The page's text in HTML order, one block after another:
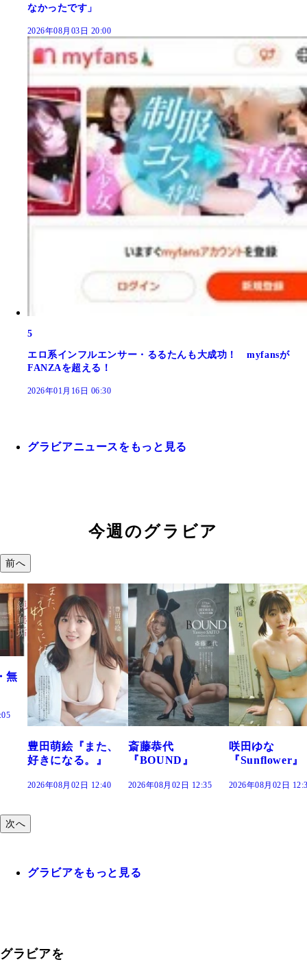
なかったです」
2026年08月03日 20:00
5
エロ系インフルエンサー・るるたんも大成功！ myfansが
FANZAを超える！
2026年01月16日 06:30
グラビアニュースをもっと見る
今週のグラビア
前へ
斎藤恭代
『BOUND』
2026年08月02日 12:35
咲田ゆな
『Sunflower』
2026年08月02日 12:30
藤水咲桜『花
だまり』
2026年08月02日
次へ
グラビアをもっと見る
グラビアを